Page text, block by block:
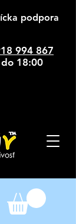
podpora
994 867
18:00